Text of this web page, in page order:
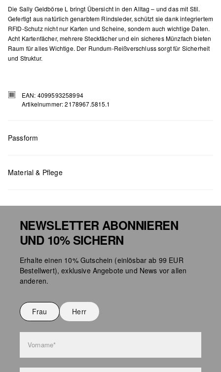
Die Sally Geldbörse L bringt Übersicht in den Alltag – und das mit Stil.
Gefertigt aus natürlich genarbtem Rindsleder, schützt sie dank integriertem
RFID-Schutz nicht nur Karten und Scheine, sondern auch wichtige Daten.
Acht Kartenfächer, mehrere Steckfächer und ein sicheres Münzfach bieten
Raum für alles Wichtige. Der Rundum-Reißverschluss sorgt für Sicherheit
und Struktur.
EAN: 4099593258994
Artikelnummer: 2178967.5815.1
Passform
Material & Pflege
Nicht für den Trockner geeignet
Keine chemische Reinigung möglich
Nicht waschen
NEWSLETTER ABONNIEREN
UND 10% SICHERN
Erhalte einen 10% Gutschein (einlösbar ab 99 EUR
Bestellwert), exklusive Angebote und News vor allen
anderen.
Frau Herr
Vorname*